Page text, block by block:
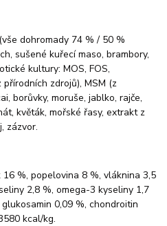
dohromady 74 % / 50 %
sušené kuřecí maso, brambory,
kultury: MOS, FOS,
zdrojů), MSM (z
borůvky, moruše, jablko, rajče,
květák, mořské řasy, extrakt z
zázvor.
%, popelovina 8 %, vláknina 3,5
2,8 %, omega-3 kyseliny 1,7
0,09 %, chondroitin
kcal/kg.